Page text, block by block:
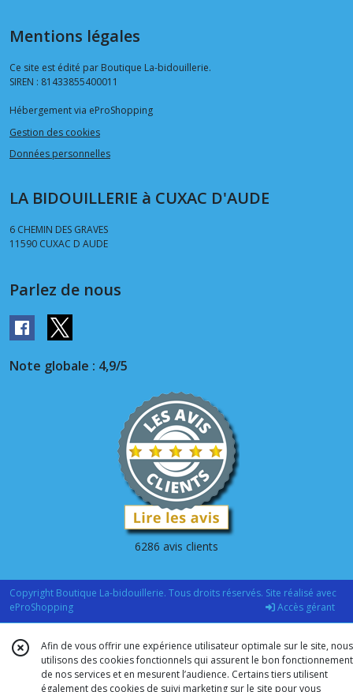
Mentions légales
Ce site est édité par Boutique La-bidouillerie.
SIREN : 81433855400011
Hébergement via eProShopping
Gestion des cookies
Données personnelles
LA BIDOUILLERIE à CUXAC D'AUDE
6 CHEMIN DES GRAVES
11590 CUXAC D AUDE
Parlez de nous
Note globale : 4,9/5
6286 avis clients
Copyright Boutique La-bidouillerie. Tous droits réservés. Site réalisé avec
eProShopping
Accès gérant
Afin de vous offrir une expérience utilisateur optimale sur le site, nous
utilisons des cookies fonctionnels qui assurent le bon fonctionnement
de nos services et en mesurent l’audience. Certains tiers utilisent
également des cookies de suivi marketing sur le site pour vous